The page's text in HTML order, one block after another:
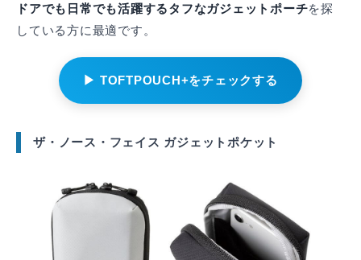
ドアでも日常でも活躍するタフなガジェットポーチを探
している方に最適です。
▶ TOFTPOUCH+をチェックする
ザ・ノース・フェイス ガジェットポケット